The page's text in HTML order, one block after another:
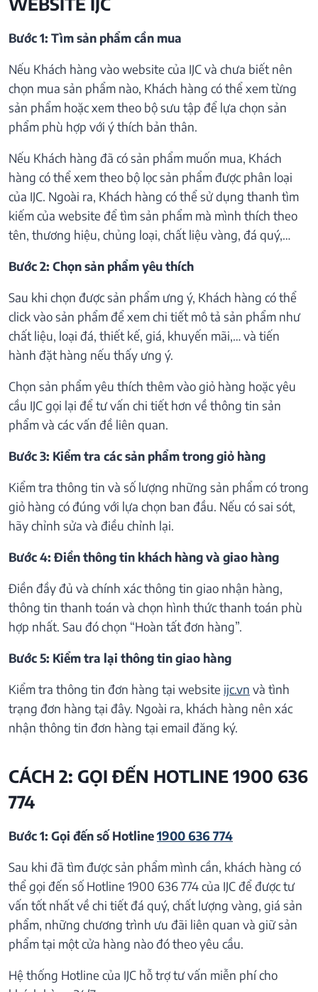
Bước 1: Tìm sản phẩm cần mua
Nếu Khách hàng vào website của IJC và chưa biết nên
chọn mua sản phẩm nào, Khách hàng có thể xem từng
sản phẩm hoặc xem theo bộ sưu tập để lựa chọn sản
phẩm phù hợp với ý thích bản thân.
Nếu Khách hàng đã có sản phẩm muốn mua, Khách
hàng có thể xem theo bộ lọc sản phẩm được phân loại
của IJC. Ngoài ra, Khách hàng có thể sử dụng thanh tìm
kiếm của website để tìm sản phẩm mà mình thích theo
tên, thương hiệu, chủng loại, chất liệu vàng, đá quý,…
Bước 2: Chọn sản phẩm yêu thích
Sau khi chọn được sản phẩm ưng ý, Khách hàng có thể
click vào sản phẩm để xem chi tiết mô tả sản phẩm như
chất liệu, loại đá, thiết kế, giá, khuyến mãi,… và tiến
hành đặt hàng nếu thấy ưng ý.
Chọn sản phẩm yêu thích thêm vào giỏ hàng hoặc yêu
cầu IJC gọi lại để tư vấn chi tiết hơn về thông tin sản
phẩm và các vấn đề liên quan.
Bước 3: Kiểm tra các sản phẩm trong giỏ hàng
Kiểm tra thông tin và số lượng những sản phẩm có trong
giỏ hàng có đúng với lựa chọn ban đầu. Nếu có sai sót,
hãy chỉnh sửa và điều chỉnh lại.
Bước 4: Điền thông tin khách hàng và giao hàng
Điền đầy đủ và chính xác thông tin giao nhận hàng,
thông tin thanh toán và chọn hình thức thanh toán phù
hợp nhất. Sau đó chọn “Hoàn tất đơn hàng”.
Bước 5: Kiểm tra lại thông tin giao hàng
Kiểm tra thông tin đơn hàng tại website ijc.vn và tình
trạng đơn hàng tại đây. Ngoài ra, khách hàng nên xác
nhận thông tin đơn hàng tại email đăng ký.
CÁCH 2: GỌI ĐẾN HOTLINE 1900 636
774
Bước 1: Gọi đến số Hotline1900 636 774
Sau khi đã tìm được sản phẩm mình cần, khách hàng có
thể gọi đến số Hotline 1900 636 774 của IJC để được tư
vấn tốt nhất về chi tiết đá quý, chất lượng vàng, giá sản
phẩm, những chương trình ưu đãi liên quan và giữ sản
phẩm tại một cửa hàng nào đó theo yêu cầu.
Hệ thống Hotline của IJC hỗ trợ tư vấn miễn phí cho